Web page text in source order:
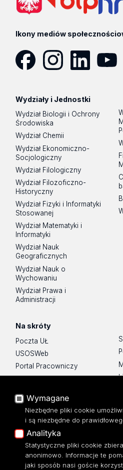
Ikony mediów
Wydziały i Jednostki
Wydział Biologii i Ochrony
Środowiska
Wydział Chemii
Wydział Ekonomiczno-
Socjologiczny
Wydział Filologiczny
Wydział Filozoficzno-
Historyczny
Wydział Fizyki i Informatyki
Stosowanej
Wydział Matematyki i
Informatyki
Wydział Nauk
Geograficznych
Wydział Nauk o
Wychowaniu
Wydział Prawa i
Administracji
Na skróty
Poczta UŁ
USOSWeb
Portal Pracowniczy
Baza Aktów Własnych
Moodle
Eksperci UŁ
Polityka Prywatności
Dostępność
Wymagane
Niezbędne pliki cookie
i są niezbędne do
Analityka
Statystyczne pliki cookie
anonimowo. Informacje te
jaki sposób nasi goście